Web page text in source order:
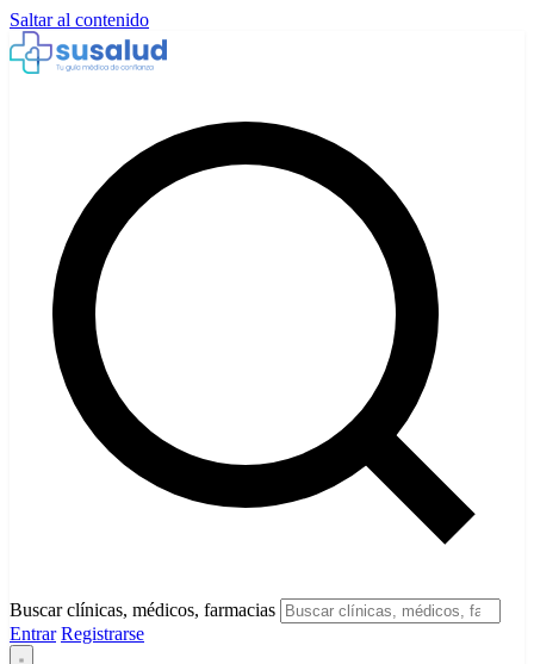
Saltar al contenido
Buscar clínicas, médicos, farmacias
Entrar Registrarse